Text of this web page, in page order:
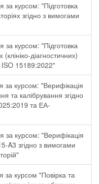
за курсом: "Підготовка
згідно з вимогами
за курсом: "Підготовка
діагностичних)
ISO 15189:2022"
за курсом: "Верифікація
та калібрування згідно
та ЕА-
за курсом: "Верифікація
A3 згідно з вимогами
за курсом "Повірка та